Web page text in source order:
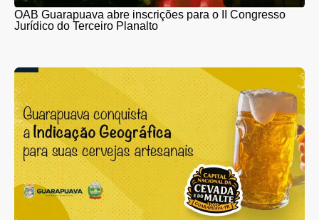
OAB Guarapuava abre inscrições para o II Congresso
Jurídico do Terceiro Planalto